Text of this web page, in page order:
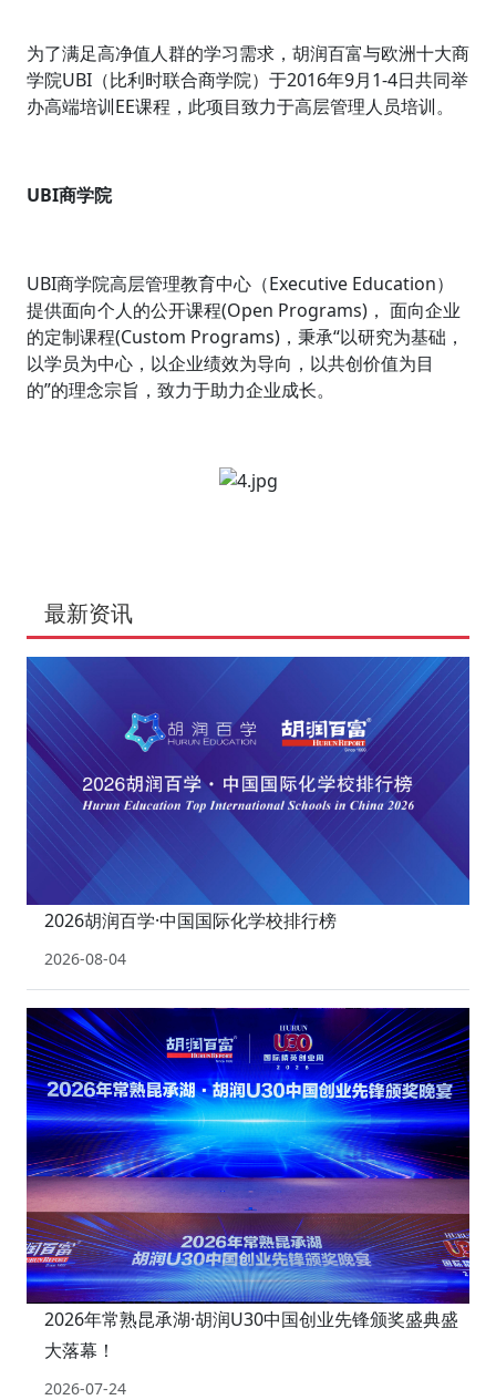
为了满足高净值人群的学习需求，胡润百富与欧洲十大商
学院UBI（比利时联合商学院）于2016年9月1-4日共同举
办高端培训EE课程，此项目致力于高层管理人员培训。
UBI商学院
UBI商学院高层管理教育中心（Executive Education）
提供面向个人的公开课程(Open Programs)， 面向企业
的定制课程(Custom Programs)，秉承“以研究为基础，
以学员为中心，以企业绩效为导向，以共创价值为目
的”的理念宗旨，致力于助力企业成长。
最新资讯
2026胡润百学·中国国际化学校排行榜
2026-08-04
2026年常熟昆承湖·胡润U30中国创业先锋颁奖盛典盛
大落幕！
2026-07-24